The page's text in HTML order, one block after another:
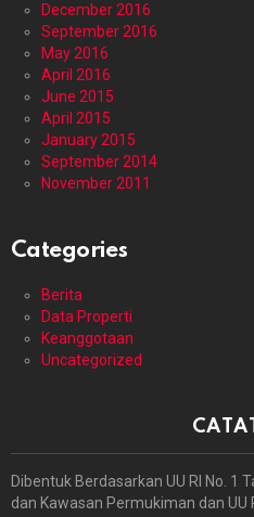
December 2016
September 2016
May 2016
April 2016
June 2015
April 2015
January 2015
September 2014
November 2011
Categories
Berita
Data Properti
Keanggotaan
Uncategorized
Dibentuk Berdasarkan UU RI No. 1
dan Kawasan Permukiman dan UU